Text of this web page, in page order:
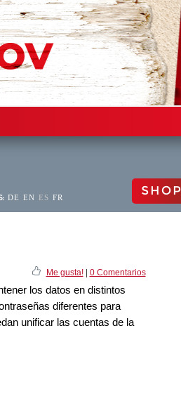
DE EN ES FR SHOP
Me gusta!| 0 Comentarios
los datos en distintos
diferentes para
unificar las cuentas de la